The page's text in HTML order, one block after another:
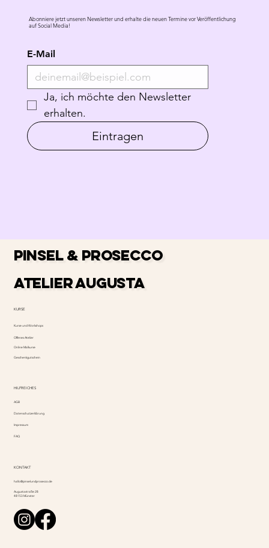
Abonniere jetzt unseren Newsletter und erhalte die neuen Termine vor Veröffentlichung
auf Social Media!
E-Mail
Ja, ich möchte den Newsletter
erhalten.
Eintragen
PINSEL & PROSECCO
ATELIER AUGUSTA
KURSE
Kurse und Workshops
Offenes Atelier
Online Malkurse
Geschenkgutschein
HILFREICHES
AGB
Datenschutzerklärung
Impressum
FAQ
KONTAKT
hallo@pinselundprosecco.de
Augustastraße 28
48153 Münster